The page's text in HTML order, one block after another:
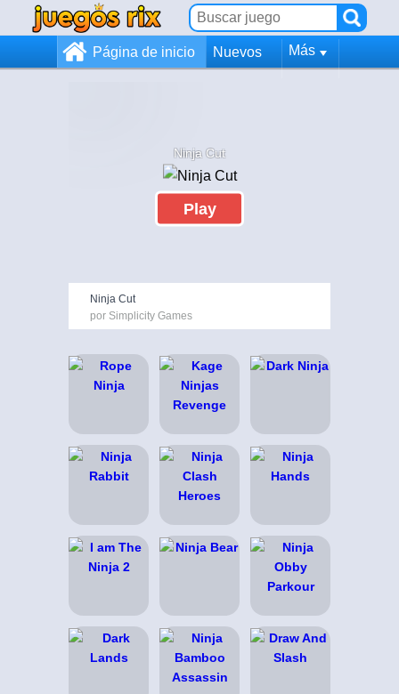
Página de inicio Nuevos Más
Ninja Cut
Play
Ninja Cut
por Simplicity Games